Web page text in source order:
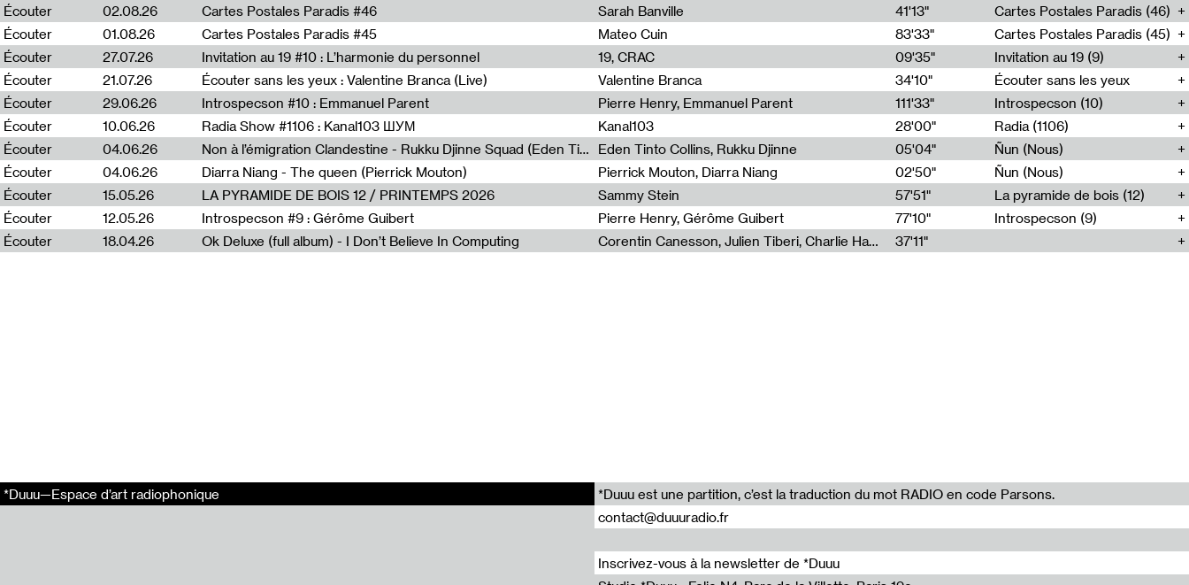
–Suspect To Find
–Exilado Para Macèo(02:30)
–Pacific Reef(03:28)
–Intruder On The Loose (Private Mix)
–Double Play(02:44)
Extra Twist - Flegon, paru le 6 décembre 2019.
All tracks written, produced and recorded by Pablo Galera and David Cukier at Studio Delta in
Paris, France.
Écouter
02.08.26 Cartes Postales Paradis #46 Sarah Banville 41'13"
Cartes Postales Paradis (46)
Écouter
01.08.26 Cartes Postales Paradis #45 Mateo Cuin 83'33"
Cartes Postales Paradis (45)
Écouter
27.07.26 Invitation au 19 #10 : L’harmonie du personnel 19, CRAC 09'35"
Invitation au 19 (9)
Écouter
21.07.26 Écouter sans les yeux : Valentine Branca (Live) Valentine Branca 34'10"
Écouter sans les yeux
Écouter
29.06.26 Introspecson #10 : Emmanuel Parent Pierre Henry, Emmanuel Parent 111'33"
Introspecson (10)
Écouter
10.06.26 Radia Show #1106 : Kanal103 ШУМ Kanal103 28'00"
Radia (1106)
Écouter
04.06.26 Non à l’émigration Clandestine - Rukku Djinne Squad (Eden Tinto Collins) Eden Tinto Collins, Rukku Djinne 05'04"
Ñun (Nous)
Écouter
04.06.26 Diarra Niang - The queen (Pierrick Mouton) Pierrick Mouton, Diarra Niang 02'50"
Ñun (Nous)
Écouter
15.05.26 LA PYRAMIDE DE BOIS 12 / PRINTEMPS 2026 Sammy Stein 57'51"
La pyramide de bois (12)
Écouter
12.05.26 Introspecson #9 : Gérôme Guibert Pierre Henry, Gérôme Guibert 77'10"
Introspecson (9)
Écouter
18.04.26 Ok Deluxe (full album) - I Don’t Believe In Computing Corentin Canesson, Julien Tiberi, Charlie Hamish Jeffery 37'11"
*Duuu—Espace d’art radiophonique
*Duuu est une partition, c’est la traduction du mot RADIO en code Parsons.
contact@duuuradio.fr
Inscrivez-vous à la newsletter de *Duuu